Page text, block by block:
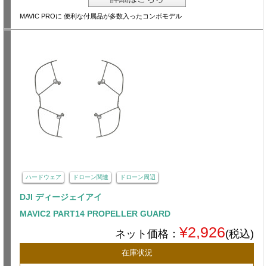
MAVIC PROに 便利な付属品が多数入ったコンボモデル
ハードウェア ドローン関連 ドローン周辺
DJI ディージェイアイ
MAVIC2 PART14 PROPELLER GUARD
ネット価格： ¥2,926(税込)
在庫状況